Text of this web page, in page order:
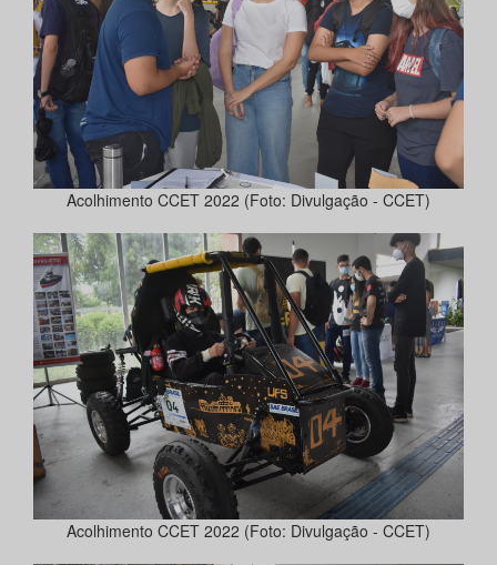
Acolhimento CCET 2022 (Foto: Divulgação - CCET)
Acolhimento CCET 2022 (Foto: Divulgação - CCET)